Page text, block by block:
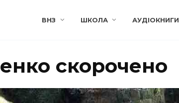
ВНЗ ШКОЛА АУДІОКНИГИ
скорочено